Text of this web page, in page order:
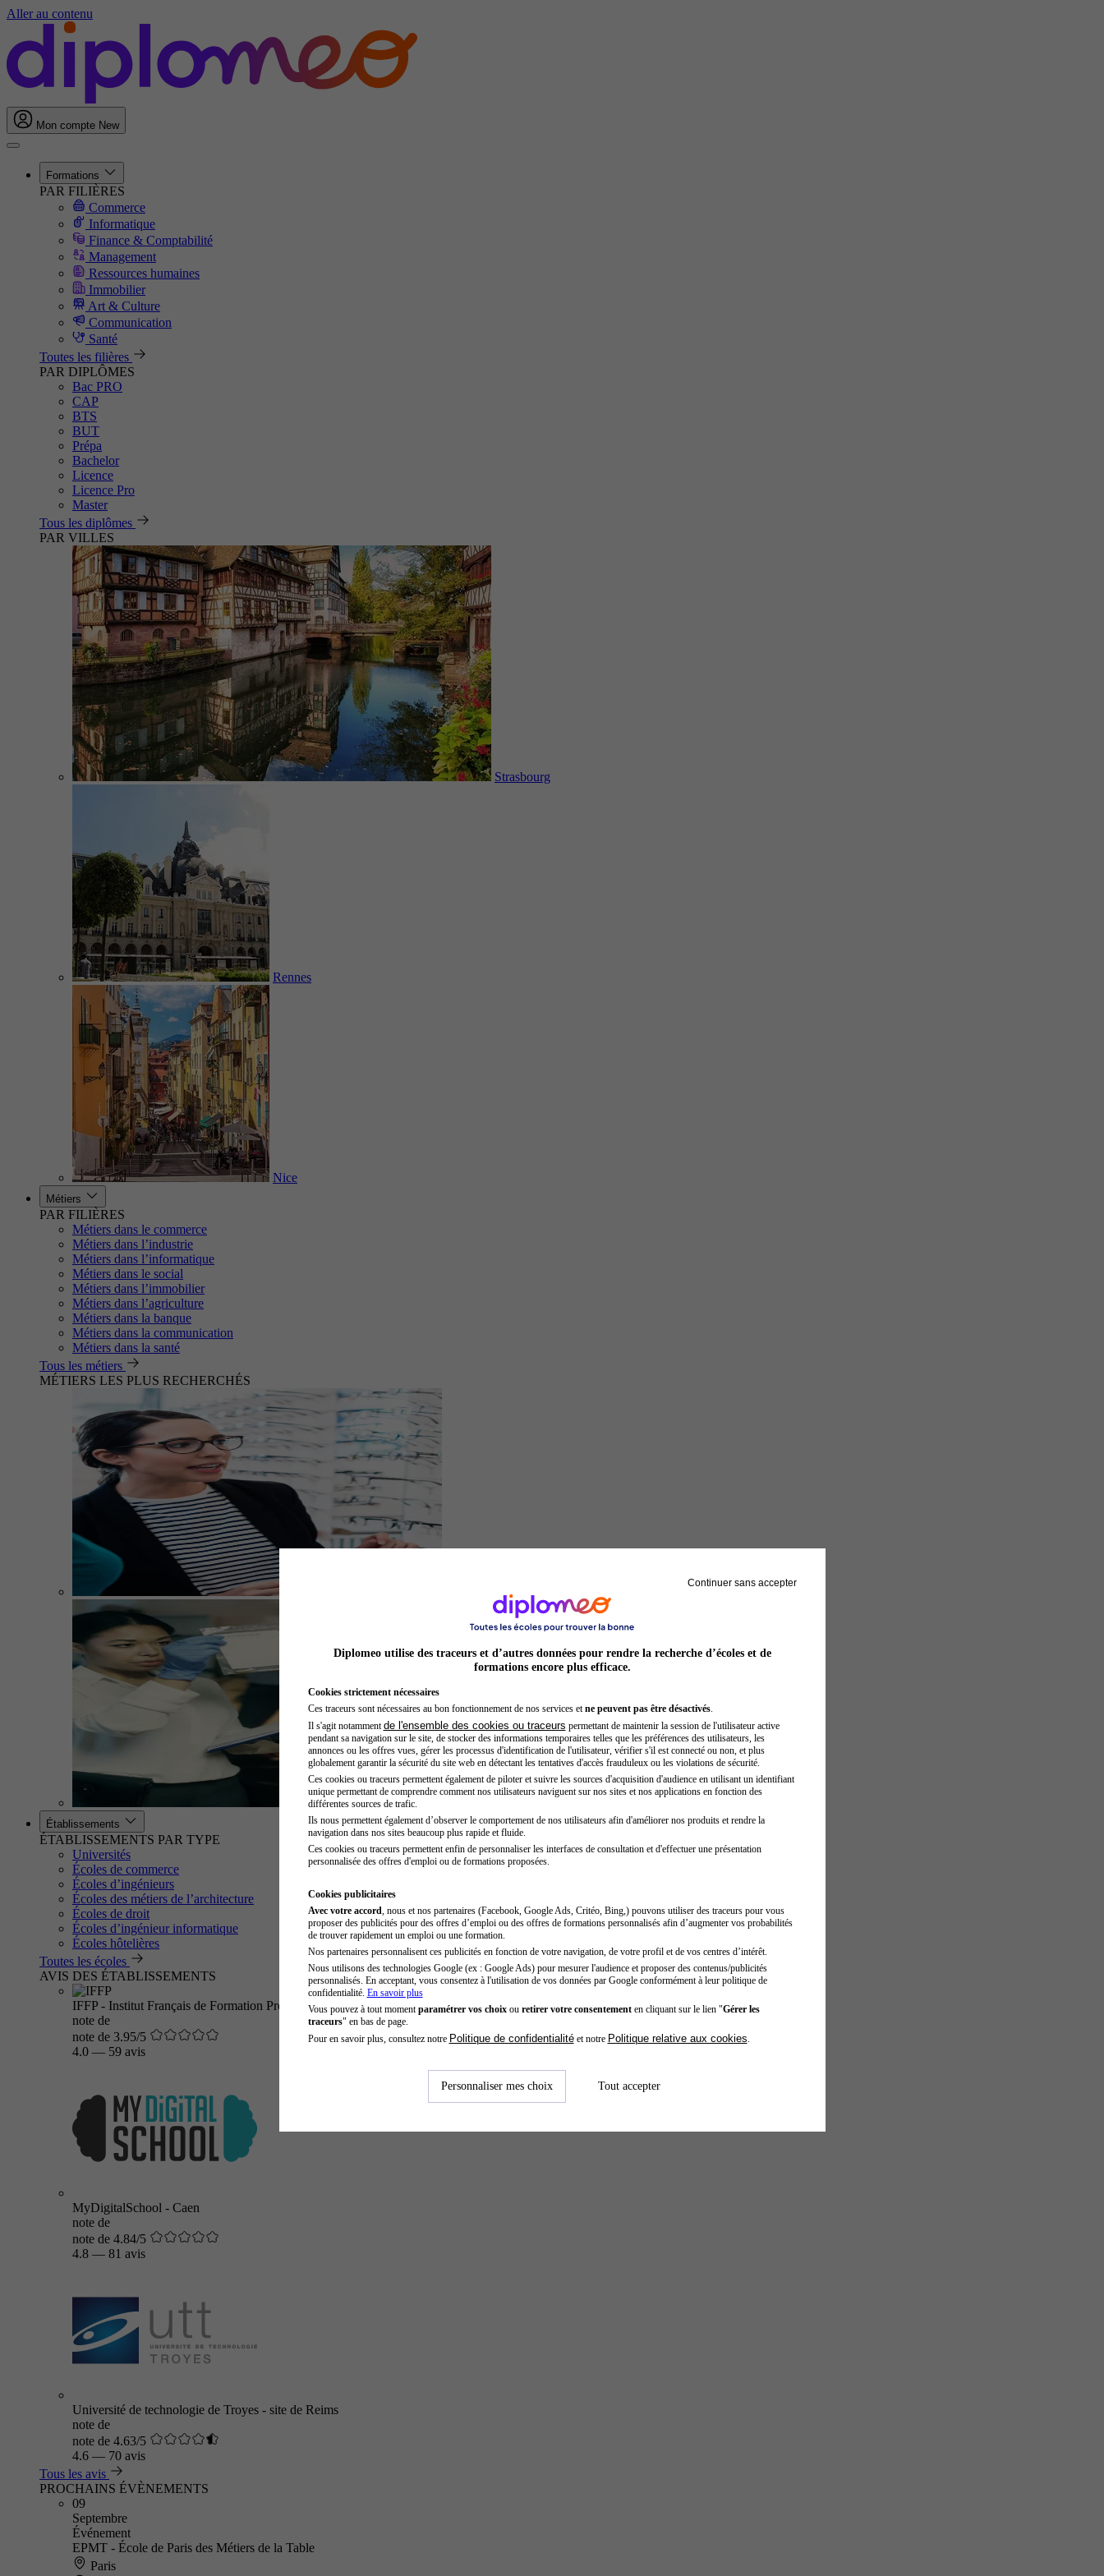
Aller au contenu
Mon compte New
Formations
PAR FILIÈRES
Commerce
Informatique
Finance & Comptabilité
Management
Ressources humaines
Immobilier
Art & Culture
Communication
Santé
Toutes les filières
PAR DIPLÔMES
Bac PRO
CAP
BTS
BUT
Prépa
Bachelor
Licence
Licence Pro
Master
Tous les diplômes
PAR VILLES
Strasbourg
Rennes
Nice
Métiers
PAR FILIÈRES
Métiers dans le commerce
Métiers dans l’industrie
Métiers dans l’informatique
Métiers dans le social
Métiers dans l’immobilier
Métiers dans l’agriculture
Métiers dans la banque
Métiers dans la communication
Métiers dans la santé
Tous les métiers
MÉTIERS LES PLUS RECHERCHÉS
Établissements
ÉTABLISSEMENTS PAR TYPE
Universités
Écoles de commerce
Écoles d’ingénieurs
Écoles des métiers de l’architecture
Écoles de droit
Écoles d’ingénieur informatique
Écoles hôtelières
Toutes les écoles
AVIS DES ÉTABLISSEMENTS
IFFP - Institut Français de Formation Professionnelle
note de
note de 3.95/5
4.0 — 59 avis
MyDigitalSchool - Caen
note de
note de 4.84/5
4.8 — 81 avis
Université de technologie de Troyes - site de Reims
note de
note de 4.63/5
4.6 — 70 avis
Tous les avis
PROCHAINS ÉVÈNEMENTS
09
Septembre
Événement
EPMT - École de Paris des Métiers de la Table
Paris
Continuer sans accepter
Diplomeo utilise des traceurs et d’autres données pour rendre la recherche d’écoles et de
formations encore plus efficace.
Cookies strictement nécessaires
Ces traceurs sont nécessaires au bon fonctionnement de nos services et ne peuvent pas être désactivés.
Il s'agit notamment de l'ensemble des cookies ou traceurs permettant de maintenir la session de l'utilisateur active
pendant sa navigation sur le site, de stocker des informations temporaires telles que les préférences des utilisateurs, les
annonces ou les offres vues, gérer les processus d'identification de l'utilisateur, vérifier s'il est connecté ou non, et plus
globalement garantir la sécurité du site web en détectant les tentatives d'accès frauduleux ou les violations de sécurité.
Ces cookies ou traceurs permettent également de piloter et suivre les sources d'acquisition d'audience en utilisant un identifiant
unique permettant de comprendre comment nos utilisateurs naviguent sur nos sites et nos applications en fonction des
différentes sources de trafic.
Ils nous permettent également d’observer le comportement de nos utilisateurs afin d'améliorer nos produits et rendre la
navigation dans nos sites beaucoup plus rapide et fluide.
Ces cookies ou traceurs permettent enfin de personnaliser les interfaces de consultation et d'effectuer une présentation
personnalisée des offres d'emploi ou de formations proposées.
Cookies publicitaires
Avec votre accord , nous et nos partenaires (Facebook, Google Ads, Critéo, Bing,) pouvons utiliser des traceurs pour vous
proposer des publicités pour des offres d’emploi ou des offres de formations personnalisés afin d’augmenter vos probabilités
de trouver rapidement un emploi ou une formation.
Nos partenaires personnalisent ces publicités en fonction de votre navigation, de votre profil et de vos centres d’intérêt.
Nous utilisons des technologies Google (ex : Google Ads) pour mesurer l'audience et proposer des contenus/publicités
personnalisés. En acceptant, vous consentez à l'utilisation de vos données par Google conformément à leur politique de
confidentialité. En savoir plus
Vous pouvez à tout moment paramétrer vos choixou retirer votre consentementen cliquant sur le lien "Gérer les
traceurs" en bas de page.
Pour en savoir plus, consultez notre Politique de confidentialitéet notre Politique relative aux cookies
Personnaliser mes choix Tout accepter